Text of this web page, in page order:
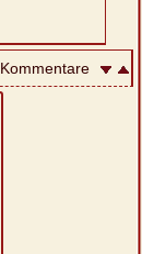
Kommentare